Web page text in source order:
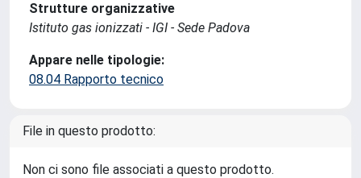
Strutture organizzative
Istituto gas ionizzati - IGI - Sede Padova
Appare nelle tipologie:
08.04 Rapporto tecnico
File in questo prodotto:
Non ci sono file associati a questo prodotto.